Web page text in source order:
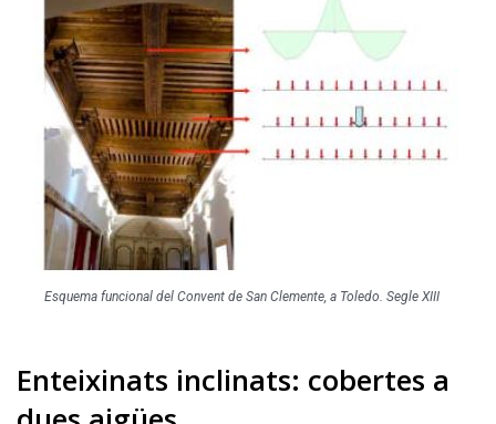
Esquema funcional del Convent de San Clemente, a Toledo. Segle XIII
Enteixinats inclinats: cobertes a